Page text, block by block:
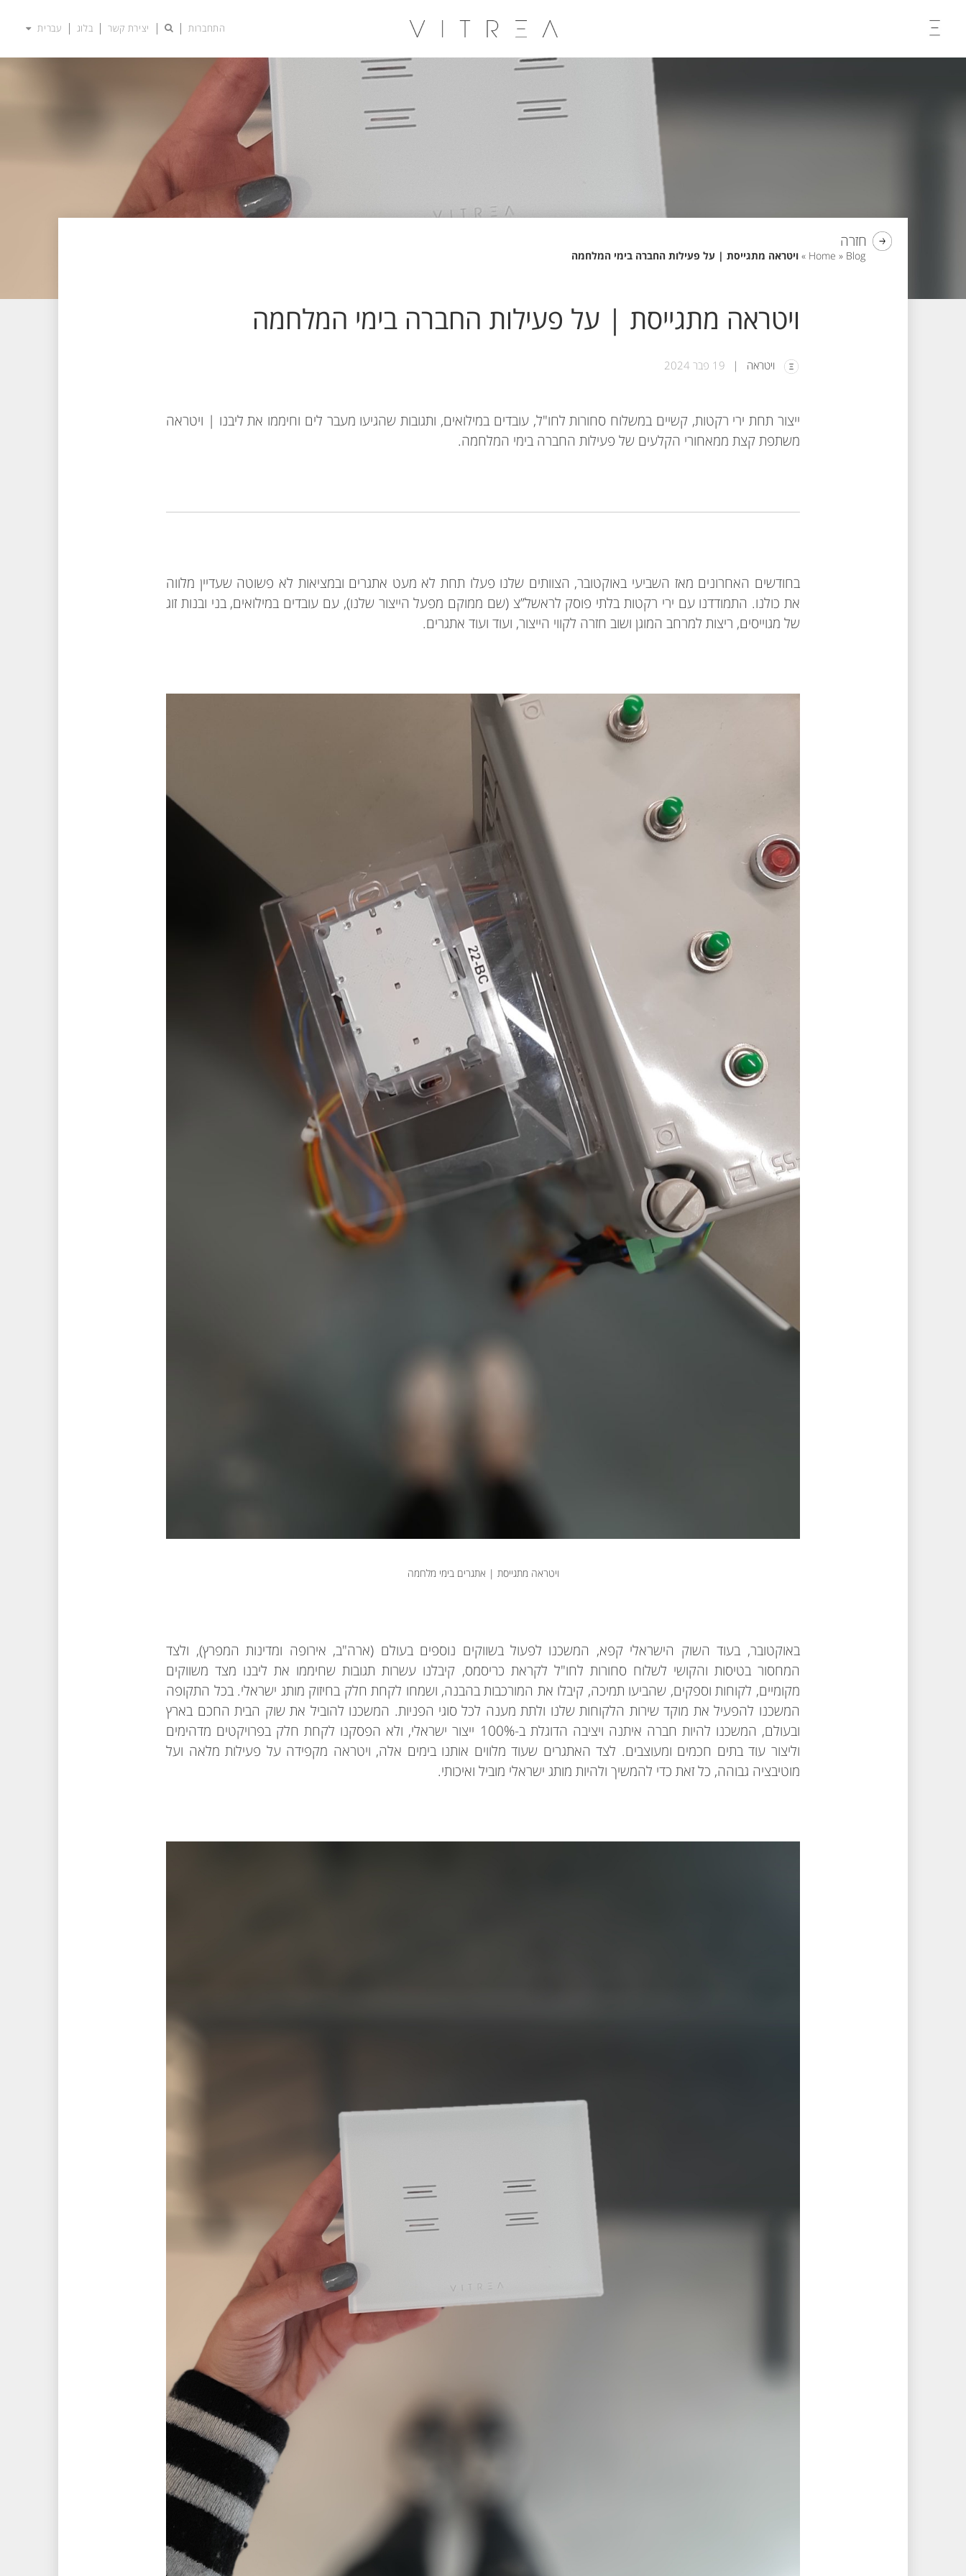
עברית בלוג יצירת קשר התחברות
חזרה
Home » Blog
»ויטראה מתגייסת | על פעילות החברה בימי המלחמה
ויטראה מתגייסת | על פעילות החברה בימי המלחמה
ויטראה 19 פבר 2024
ייצור תחת ירי רקטות, קשיים במשלוח סחורות לחו"ל, עובדים במילואים, ותגובות שהגיעו מעבר לים וחיממו את ליבנו | ויטראה
משתפת קצת ממאחורי הקלעים של פעילות החברה בימי המלחמה.
בחודשים האחרונים מאז השביעי באוקטובר, הצוותים שלנו פעלו תחת לא מעט אתגרים ובמציאות לא פשוטה שעדיין מלווה
את כולנו. התמודדנו עם ירי רקטות בלתי פוסק לראשל”צ (שם ממוקם מפעל הייצור שלנו), עם עובדים במילואים, בני ובנות זוג
של מגוייסים, ריצות למרחב המוגן ושוב חזרה לקווי הייצור, ועוד ועוד אתגרים.
ויטראה מתגייסת | אתגרים בימי מלחמה
באוקטובר, בעוד השוק הישראלי קפא, המשכנו לפעול בשווקים נוספים בעולם (ארה"ב, אירופה ומדינות המפרץ), ולצד
המחסור בטיסות והקושי לשלוח סחורות לחו"ל לקראת כריסמס, קיבלנו עשרות תגובות שחיממו את ליבנו מצד משווקים
מקומיים, לקוחות וספקים, שהביעו תמיכה, קיבלו את המורכבות בהבנה, ושמחו לקחת חלק בחיזוק מותג ישראלי.בכל התקופה
המשכנו להפעיל את מוקד שירות הלקוחות שלנו ולתת מענה לכל סוגי הפניות. המשכנו להוביל את שוק הבית החכם בארץ
ובעולם, המשכנו להיות חברה איתנה ויציבה הדוגלת ב-100% ייצור ישראלי, ולא הפסקנו לקחת חלק בפרויקטים מדהימים
וליצור עוד בתים חכמים ומעוצבים. לצד האתגרים שעוד מלווים אותנו בימים אלה, ויטראה מקפידה על פעילות מלאה ועל
מוטיבציה גבוהה, כל זאת כדי להמשיך ולהיות מותג ישראלי מוביל ואיכותי.